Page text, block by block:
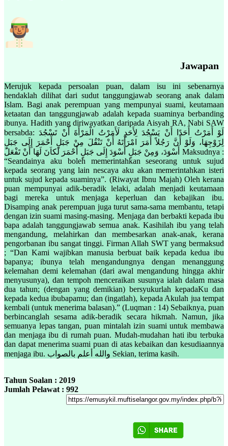
Jawapan
Merujuk kepada persoalan puan, dalam isu ini sebenarnya
hendaklah dilihat dari sudut tanggungjawab seorang anak dalam
Islam. Bagi anak perempuan yang mempunyai suami, keutamaan
ketaatan dan tanggungjawab adalah kepada suaminya berbanding
ibunya. Hadith yang diriwayatkan daripada Aisyah RA, Nabi SAW
bersabda: لَوْ أَمَرْتُ أَحَدًا أَنْ يَسْجُدَ لِأَحَدٍ لَأَمَرْتُ الْمَرْأَةَ أَنْ تَسْجُدَ
لِزَوْجِهَا، وَلَوْ أَنَّ رَجُلاً أَمَرَ امْرَأَتَهُ أَنْ تَنْقُلَ مِنْ جَبَلٍ أَحْمَرَ إِلَى جَبَلٍ
أَسْوَدَ، وَمِنْ جَبَلٍ أَسْوَدَ إِلَى جَبَلٍ أَحْمَرَ لَكاَنَ لَهَا أَنْ تَفْعَلَ Maksudnya :
“Seandainya aku boleh memerintahkan seseorang untuk sujud
kepada seorang yang lain nescaya aku akan memerintahkan isteri
untuk sujud kepada suaminya”. (Riwayat Ibnu Majah) Oleh kerana
puan mempunyai adik-beradik lelaki, adalah menjadi keutamaan
bagi mereka untuk menjaga keperluan dan kebajikan ibu.
Disamping anak perempuan juga turut sama-sama membantu, tetapi
dengan izin suami masing-masing. Menjaga dan berbakti kepada ibu
bapa adalah tanggungjawab semua anak. Kasihilah ibu yang telah
mengandung, melahirkan dan membesarkan anak-anak, kerana
pengorbanan ibu sangat tinggi. Firman Allah SWT yang bermaksud
; “Dan Kami wajibkan manusia berbuat baik kepada kedua ibu
bapanya; ibunya telah mengandungnya dengan menanggung
kelemahan demi kelemahan (dari awal mengandung hingga akhir
menyusunya), dan tempoh menceraikan susunya ialah dalam masa
dua tahun; (dengan yang demikian) bersyukurlah kepadaKu dan
kepada kedua ibubapamu; dan (ingatlah), kepada Akulah jua tempat
kembali (untuk menerima balasan).” (Luqman : 14) Sebaiknya, puan
berbincanglah sesama adik-beradik secara hikmah. Namun, jika
semuanya lepas tangan, puan mintalah izin suami untuk membawa
dan menjaga ibu di rumah puan. Mudah-mudahan hati ibu terbuka
dan dapat menerima suami puan di atas kebaikan dan kesudiaannya
menjaga ibu. والله أعلم بالصواب Sekian, terima kasih.
Tahun Soalan : 2019
Jumlah Pelawat : 992